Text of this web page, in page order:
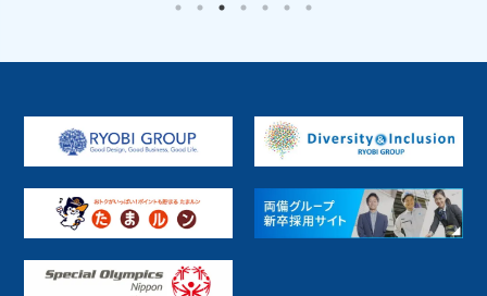
ミドルウェア開発・基盤
地方公共 電車／バス インフラ
生産ライン
提供サービス
受託開発
ファンド
R-Cloud クラウドインテグレーション